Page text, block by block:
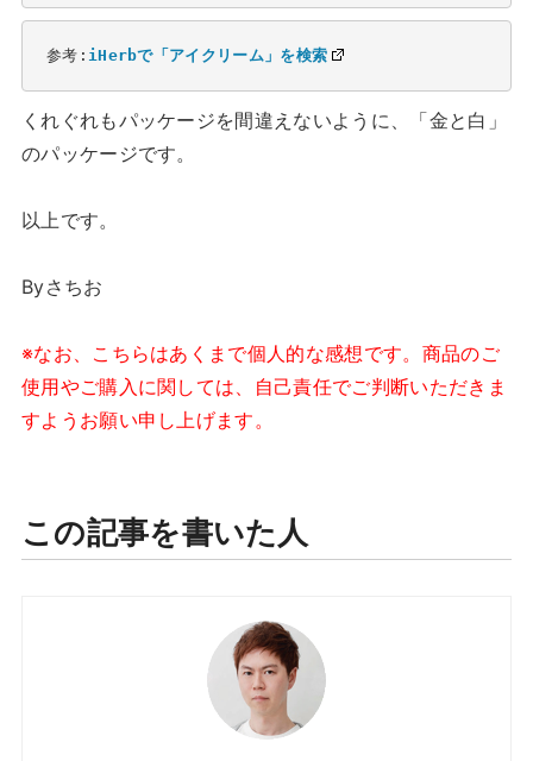
参考: iHerbで「アイクリーム」を検索
くれぐれもパッケージを間違えないように、「金と白」
のパッケージです。
以上です。
Byさちお
※なお、こちらはあくまで個人的な感想です。商品のご
使用やご購入に関しては、自己責任でご判断いただきま
すようお願い申し上げます。
この記事を書いた人